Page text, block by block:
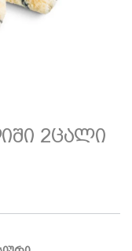
2ცალი